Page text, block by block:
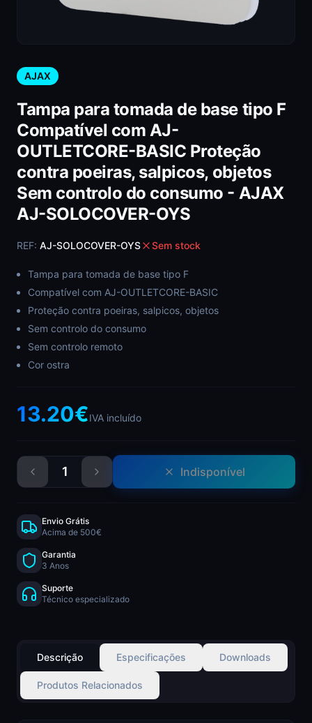
AJAX
Tampa para tomada de base tipo F
Compatível com AJ-
OUTLETCORE-BASIC Proteção
contra poeiras, salpicos, objetos
Sem controlo do consumo - AJAX
AJ-SOLOCOVER-OYS
REF: AJ-SOLOCOVER-OYS Sem stock
Tampa para tomada de base tipo F
Compatível com AJ-OUTLETCORE-BASIC
Proteção contra poeiras, salpicos, objetos
Sem controlo do consumo
Sem controlo remoto
Cor ostra
13.20€IVA incluído
1 Indisponível
Envio Grátis
Acima de 500€
Garantia
3 Anos
Suporte
Técnico especializado
Descrição Especificações Downloads
Produtos Relacionados